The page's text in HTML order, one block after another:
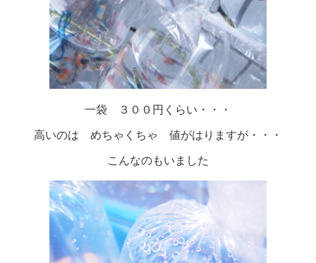
一袋 ３００円くらい・・・
高いのは めちゃくちゃ 値がはりますが・・・
こんなのもいました